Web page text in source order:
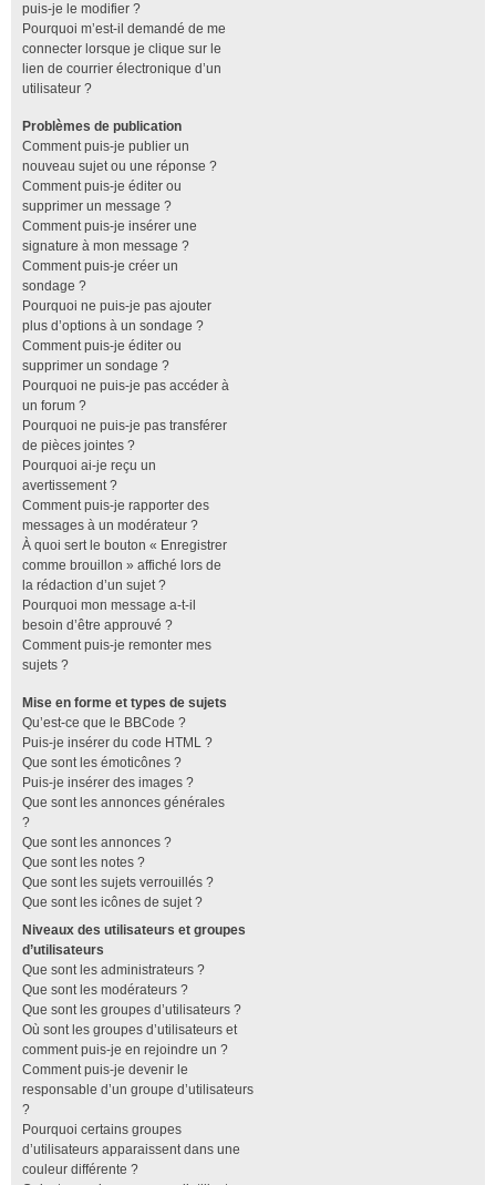
puis-je le modifier ?
Pourquoi m’est-il demandé de me
connecter lorsque je clique sur le
lien de courrier électronique d’un
utilisateur ?
Problèmes de publication
Comment puis-je publier un
nouveau sujet ou une réponse ?
Comment puis-je éditer ou
supprimer un message ?
Comment puis-je insérer une
signature à mon message ?
Comment puis-je créer un
sondage ?
Pourquoi ne puis-je pas ajouter
plus d’options à un sondage ?
Comment puis-je éditer ou
supprimer un sondage ?
Pourquoi ne puis-je pas accéder à
un forum ?
Pourquoi ne puis-je pas transférer
de pièces jointes ?
Pourquoi ai-je reçu un
avertissement ?
Comment puis-je rapporter des
messages à un modérateur ?
À quoi sert le bouton « Enregistrer
comme brouillon » affiché lors de
la rédaction d’un sujet ?
Pourquoi mon message a-t-il
besoin d’être approuvé ?
Comment puis-je remonter mes
sujets ?
Mise en forme et types de sujets
Qu’est-ce que le BBCode ?
Puis-je insérer du code HTML ?
Que sont les émoticônes ?
Puis-je insérer des images ?
Que sont les annonces générales
?
Que sont les annonces ?
Que sont les notes ?
Que sont les sujets verrouillés ?
Que sont les icônes de sujet ?
Niveaux des utilisateurs et groupes
d’utilisateurs
Que sont les administrateurs ?
Que sont les modérateurs ?
Que sont les groupes d’utilisateurs ?
Où sont les groupes d’utilisateurs et
comment puis-je en rejoindre un ?
Comment puis-je devenir le
responsable d’un groupe d’utilisateurs
?
Pourquoi certains groupes
d’utilisateurs apparaissent dans une
couleur différente ?